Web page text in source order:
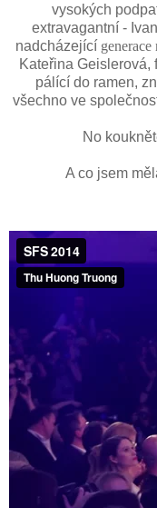
vysokých
extravagantní -
nadcházející
Kateřina Geislerová,
pálící do ramen,
všechno ve
No
A co jsem